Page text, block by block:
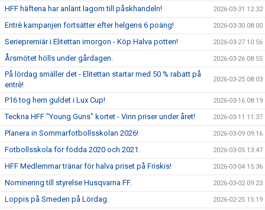
HFF häftena har anlänt lagom till påskhandeln! 2026-03-31 12:32
Entrè kampanjen fortsätter efter helgens 6 poäng! 2026-03-30 08:00
Seriepremiär i Elitettan imorgon - Köp Halva potten! 2026-03-27 10:56
Årsmötet hölls under gårdagen. 2026-03-26 08:55
På lördag smäller det - Elitettan startar med 50 % rabatt på
entrè!
2026-03-25 08:03
P16 tog hem guldet i Lux Cup! 2026-03-16 08:19
Teckna HFF "Young Guns" kortet - Vinn priser under året! 2026-03-11 11:37
Planera in Sommarfotbollsskolan 2026! 2026-03-09 09:16
Fotbollsskola för födda 2020 och 2021. 2026-03-05 13:47
HFF Medlemmar tränar för halva priset på Friskis! 2026-03-04 15:36
Nominering till styrelse Husqvarna FF. 2026-03-02 09:23
Loppis på Smeden på Lördag. 2026-02-25 15:19